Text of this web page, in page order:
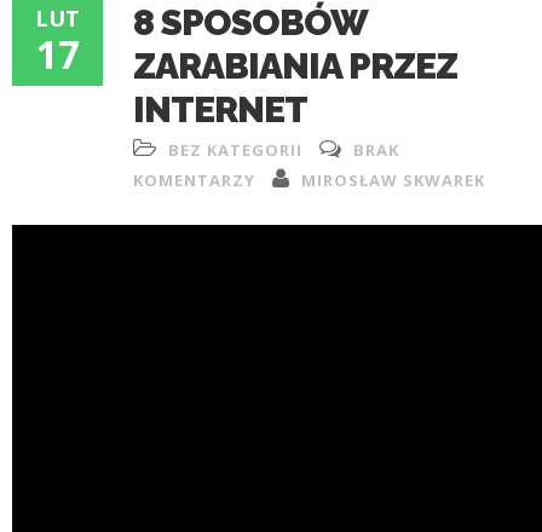
LUT
17
8 SPOSOBÓW
ZARABIANIA PRZEZ
INTERNET
BEZ KATEGORII
BRAK
KOMENTARZY
MIROSŁAW SKWAREK